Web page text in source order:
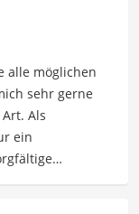
unserer Sicht
.
alle möglichen
sehr gerne
Als
ein